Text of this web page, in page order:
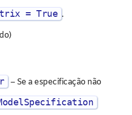
= True .
– Se a especificação não